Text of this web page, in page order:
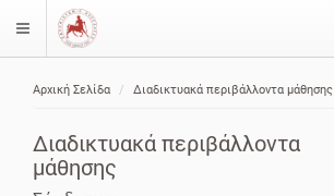
$langMenu
Αρχική Σελίδα Διαδικτυακά περιβάλλοντα μάθησης
Διαδικτυακά περιβάλλοντα
μάθησης